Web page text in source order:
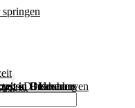
in Bremen
in Bremerhaven
in Cuxhaven
in Oldenburg
DJ Kosten